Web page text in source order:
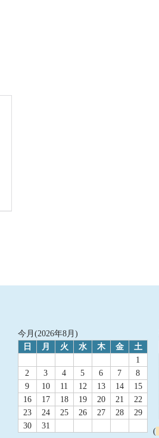
今月(2026年8月)
日
月 火 水 木 金
土
1
2
3 4 5 6 7
8
9
10 11 12 13 14
15
16
17 18 19 20 21
22
23
24 25 26 27 28
29
30
31
(